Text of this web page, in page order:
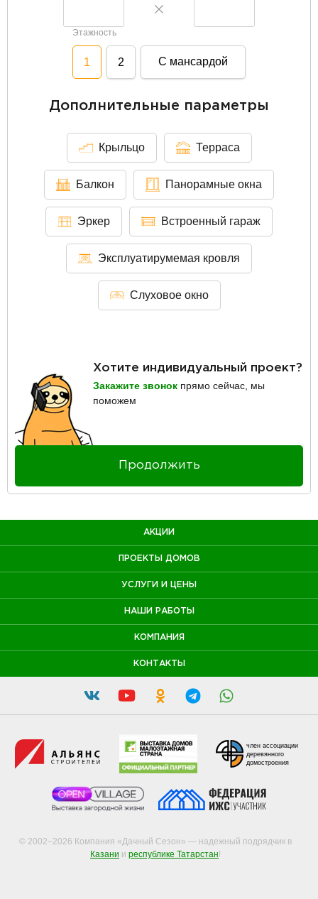
Этажность
1 2 С мансардой
Дополнительные параметры
Крыльцо Терраса
Балкон Панорамные окна
Эркер Встроенный гараж
Эксплуатирумемая кровля
Слуховое окно
Хотите индивидуальный проект?
Закажите звонок прямо сейчас, мы
поможем
Продолжить
АКЦИИ
ПРОЕКТЫ ДОМОВ
УСЛУГИ И ЦЕНЫ
НАШИ РАБОТЫ
КОМПАНИЯ
КОНТАКТЫ
© 2002–2026 Компания «Дачный Сезон» — надежный подрядчик в
Казани и республике Татарстан!
член ассоциации
деревянного
домостроения